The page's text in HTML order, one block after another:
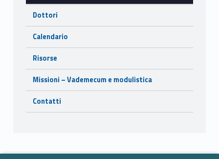
Dottori
Calendario
Risorse
Missioni – Vademecum e modulistica
Contatti